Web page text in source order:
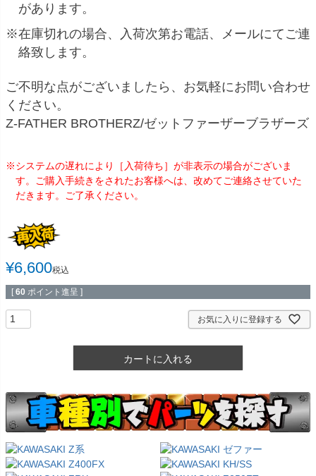
があります。
※在庫切れの場合、入荷次第お電話、メールにてご連
絡致します。
ご不明な点がございましたら、お気軽にお問い合わせ
ください。
Z-FATHER BROTHERZ/ゼットファーザーブラザーズ
※システムの遅れにより［入荷待ち］が非表示の場合がございま
す。ご購入手続きをされたお客様へは、改めてご連絡させていた
だきます。ご了承ください。
¥6,600税込
[ 60 ポイント進呈 ]
お気に入りに登録する
カートに入れる